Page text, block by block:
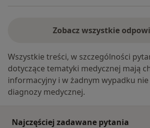
Zobacz wszystkie
Wszystkie treści, w szczególności
dotyczące tematyki medycznej mają
informacyjny i w żadnym wypadku
diagnozy medycznej.
Najczęściej zadawane pytania